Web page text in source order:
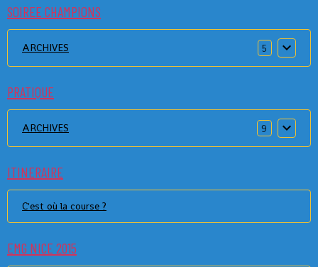
SOIREE CHAMPIONS
ARCHIVES 5
PRATIQUE
ARCHIVES 9
ITINERAIRE
C'est où la course ?
EMG NICE 2015